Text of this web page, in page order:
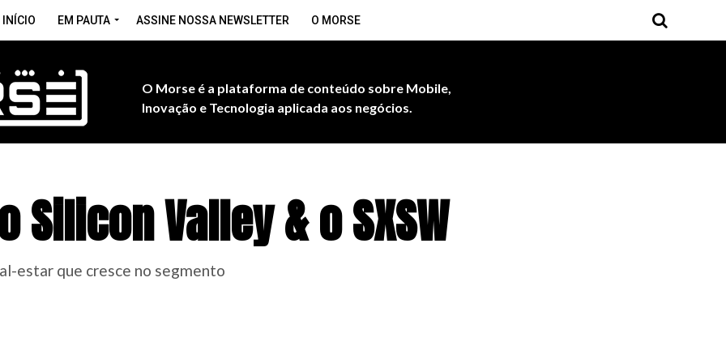
INÍCIO EM PAUTA ASSINE NOSSA NEWSLETTER O MORSE
O Morse é a plataforma de conteúdo sobre Mobile,
Inovação e Tecnologia aplicada aos negócios.
Silicon Valley & o SXSW
estar que cresce no segmento